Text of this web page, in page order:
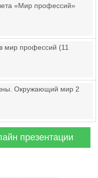
«Мир профессий»
мир профессий (11
Окружающий мир 2
презентации